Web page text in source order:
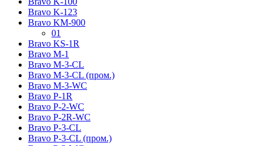
Bravo K-123
Bravo KM-900
01
Bravo KS-1R
Bravo M-1
Bravo M-3-CL
Bravo M-3-CL (пром.)
Bravo M-3-WC
Bravo P-1R
Bravo P-2-WC
Bravo P-2R-WC
Bravo P-3-CL
Bravo P-3-CL (пром.)